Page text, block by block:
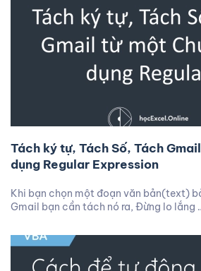
Tách ký tự, Tách Số, Tách
dụng Regular Expression
Khi bạn chọn một đoạn văn bản(text)
Gmail bạn cần tách nó ra, Đừng lo lắng